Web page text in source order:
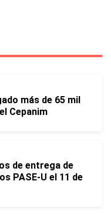
más de 65 mil
Cepanim
de entrega de
PASE-U el 11 de